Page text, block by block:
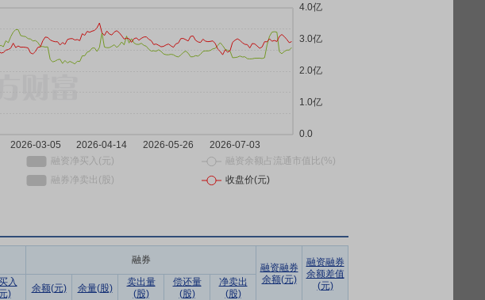
融券
融资融券
余额(元)
融资融券
余额差值
(元)
入
)
余额(元) 余量(股)
卖出量
(股)
偿还量
(股)
净卖出
(股)